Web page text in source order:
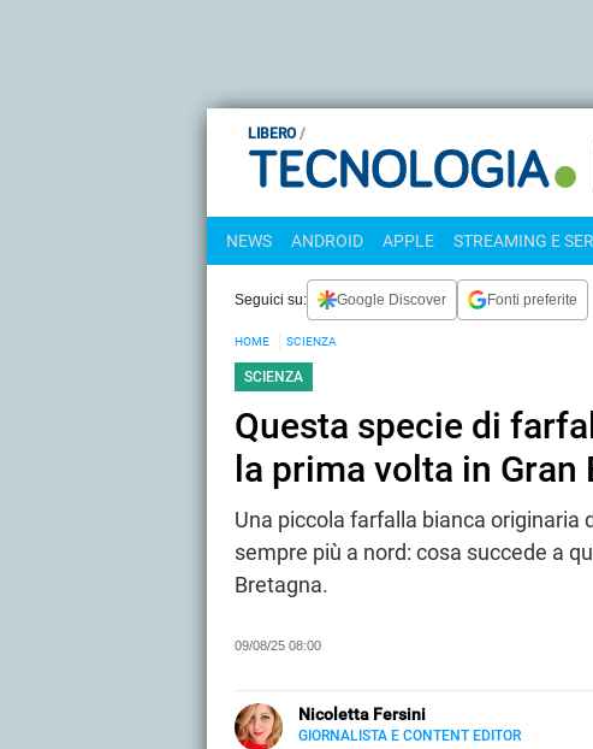
LIBERO
NEWS ANDROID APPLE STREAMING E
Seguici su: Google Discover Fonti preferite
HOME SCIENZA
SCIENZA
Questa specie di
la prima volta in Gran
Una piccola farfalla bianca originaria
sempre più a nord: cosa succede a
Bretagna.
09/08/25 08:00
Nicoletta Fersini
GIORNALISTA E CONTENT EDITOR